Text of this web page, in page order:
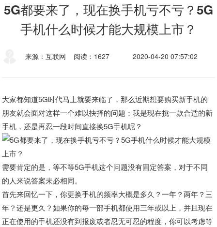
5G都要来了，现在换手机亏不亏？5G
手机什么时候才能大规模上市？
来源：互联网 阅读：1627 2020-04-20 07:57:02
大家都知道5G时代马上就要来临了，那么近期想要购买新手机的
朋友就会面对这样一个难以抉择的问题：我是现在挑一款合适的新
手机，还是再忍一段时间直接换5G手机呢？
需要肯定的是，等不等5G手机这个问题没有固定答案，对于不同
的人来说答案未必相同。
首先来回忆一下，你更换手机的频率大概是多久？一年？两年？三
年？还是更久？如果你的每一部手机都使用三年或以上，并且现在
正在使用的手机还没有到报废或者忍无可忍的程度，你可以考虑等